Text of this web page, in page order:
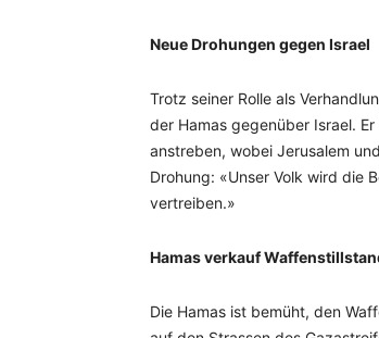
Neue Drohungen gegen Israel
Trotz seiner Rolle als
der Hamas gegenüber Israel.
anstreben, wobei Jerusalem
Drohung: «Unser Volk wird die
vertreiben.»
Hamas verkauf
Die Hamas ist bemüht, den